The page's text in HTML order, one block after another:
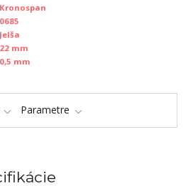
Kronospan
0685
Jelša
22 mm
0,5 mm
Parametre